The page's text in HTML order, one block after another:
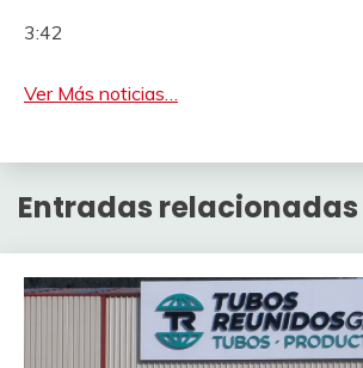
3:42
Ver Más noticias…
Entradas relacionadas